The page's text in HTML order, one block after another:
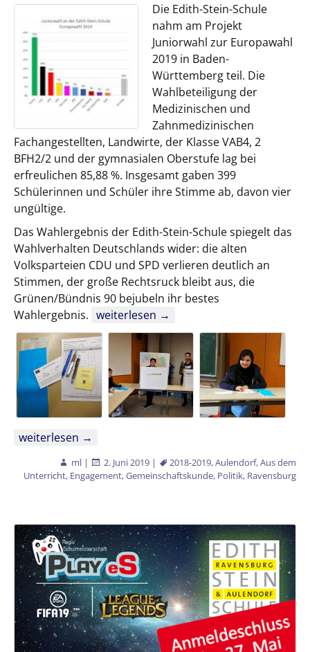
Die Edith-Stein-Schule
nahm am Projekt
Juniorwahl zur Europawahl
2019 in Baden-
Württemberg teil. Die
Wahlbeteiligung der
Medizinischen und
Zahnmedizinischen
Fachangestellten, Landwirte, der Klasse VAB4, 2
BFH2/2 und der gymnasialen Oberstufe lag bei
erfreulichen 85,88 %. Insgesamt gaben 399
Schülerinnen und Schüler ihre Stimme ab, davon vier
ungültige.
Das Wahlergebnis der Edith-Stein-Schule spiegelt das
Wahlverhalten Deutschlands wider: die alten
Volksparteien CDU und SPD verlieren deutlich an
Stimmen, der große Rechtsruck bleibt aus, die
Grünen/Bündnis 90 bejubeln ihr bestes
Wahlergebnis. Europawahl 2019
weiterlesen →
Europawahl 2019
weiterlesen →
ml | 2. Juni 2019 | 2018-2019,Aulendorf,Aus dem
Unterricht, Engagement,Gemeinschaftskunde, Politik, Ravensburg